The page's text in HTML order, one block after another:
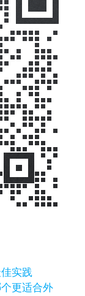
实践
更适合外